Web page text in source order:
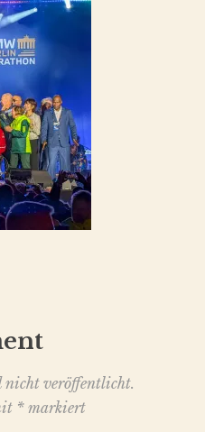
veröffentlicht.
*markiert